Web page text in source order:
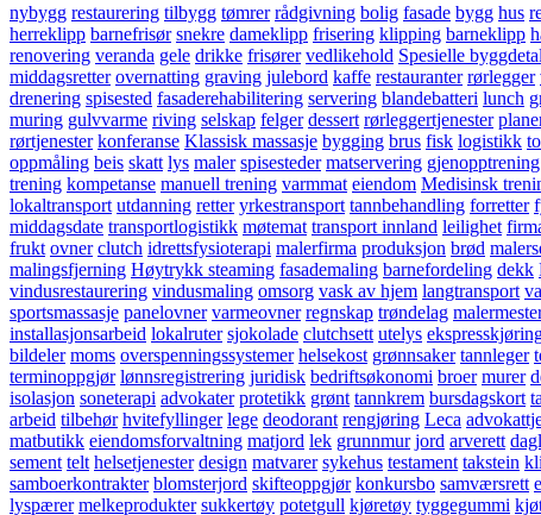
nybygg restaurering tilbygg tømrer rådgivning bolig fasade bygg hus
herreklipp barnefrisør snekre dameklipp frisering klipping barneklipp
renovering veranda gele drikke frisører vedlikehold Spesielle
middagsretter overnatting graving julebord kaffe restauranter rørlegger
drenering spisested fasaderehabilitering servering blandebatteri lunch
muring gulvvarme riving selskap felger dessert rørleggertjenester
rørtjenester konferanse Klassisk massasje bygging brus fisk logistikk
oppmåling beis skatt lys maler spisesteder matservering gjenopptrening
trening kompetanse manuell trening varmmat eiendom Medisinsk
lokaltransport utdanning retter yrkestransport tannbehandling forretter
middagsdate transportlogistikk møtemat transport innland leilighet
frukt ovner clutch idrettsfysioterapi malerfirma produksjon brød
malingsfjerning Høytrykk steaming fasademaling barnefordeling dekk
vindusrestaurering vindusmaling omsorg vask av hjem langtransport
sportsmassasje panelovner varmeovner regnskap trøndelag
installasjonsarbeid lokalruter sjokolade clutchsett utelys
bildeler moms overspenningssystemer helsekost grønnsaker tannleger
terminoppgjør lønnsregistrering juridisk bedriftsøkonomi broer murer
isolasjon soneterapi advokater protetikk grønt tannkrem bursdagskort
arbeid tilbehør hvitefyllinger lege deodorant rengjøring Leca
matbutikk eiendomsforvaltning matjord lek grunnmur jord arverett
sement telt helsetjenester design matvarer sykehus testament takstein
samboerkontrakter blomsterjord skifteoppgjør konkursbo samværsrett
lyspærer melkeprodukter sukkertøy potetgull kjøretøy tyggegummi